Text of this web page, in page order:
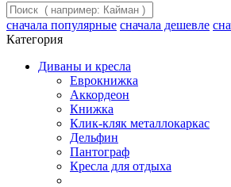
сначала популярные сначала дешевле
Категория
Диваны и кресла
Еврокнижка
Аккордеон
Книжка
Клик-кляк металлокаркас
Дельфин
Пантограф
Кресла для отдыха